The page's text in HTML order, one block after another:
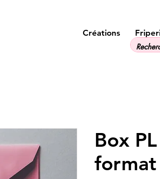
Créations
Box
format